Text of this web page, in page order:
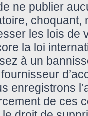
ne publier
choquant,
les lois de
la loi
à un
enregistrons
de ces